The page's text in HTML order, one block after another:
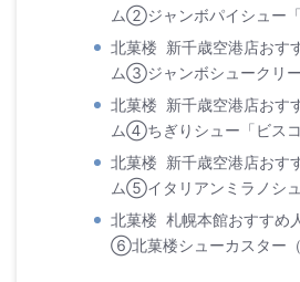
ム②ジャンボパイシュー「
北菓楼 新千歳空港店おす
ム③ジャンボシュークリー
北菓楼 新千歳空港店おす
ム④ちぎりシュー「ビスコ
北菓楼 新千歳空港店おす
ム⑤イタリアンミラノシ
北菓楼 札幌本館おすすめ
⑥北菓楼シューカスター（